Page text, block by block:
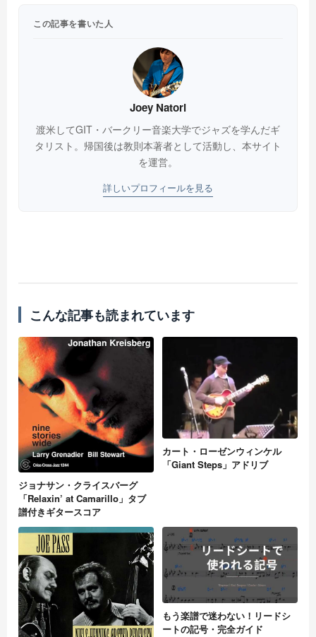
この記事を書いた人
Joey Natori
渡米してGIT・バークリー音楽大学でジャズを学んだギ
タリスト。帰国後は教則本著者として活動し、本サイト
を運営。
詳しいプロフィールを見る
こんな記事も読まれています
ジョナサン・クライスバーグ
「Relaxin’ at Camarillo」タブ
譜付きギタースコア
カート・ローゼンウィンケル
「Giant Steps」アドリブ
もう楽譜で迷わない！リードシ
ートの記号・完全ガイド